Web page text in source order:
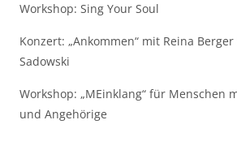
Workshop: Sing Your Soul
Konzert: „Ankommen“ mit Reina
Sadowski
Workshop: „MEinklang“ für Menschen
und Angehörige